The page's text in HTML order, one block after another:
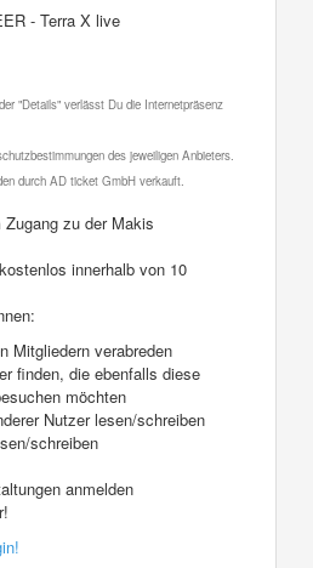
- Terra X live
"Details" verlässt Du die Internetpräsenz
des jeweiligen Anbieters.
durch AD ticket GmbH verkauft.
Zugang zu der Makis
innerhalb von 10
Mitgliedern verabreden
finden, die ebenfalls diese
möchten
Nutzer lesen/schreiben
schreiben
anmelden